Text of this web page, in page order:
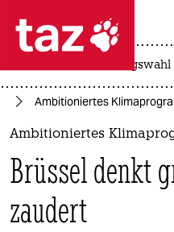
 taz
taz zahl
politik
öko
Ambitioniertes
Ambitioniertes
Brüssel denkt
zaudert